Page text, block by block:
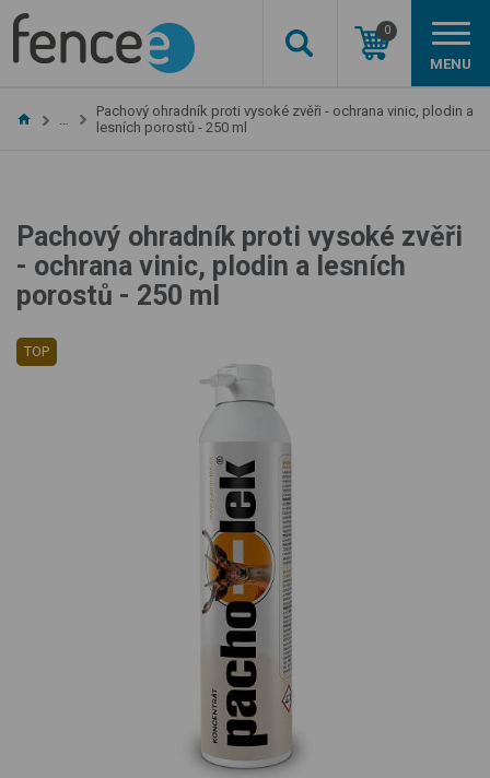
0
MENU
…
Pachový ohradník proti vysoké zvěři - ochrana vinic, plodin a
lesních porostů - 250 ml
Pachový ohradník proti vysoké zvěři
- ochrana vinic, plodin a lesních
porostů - 250 ml
TOP